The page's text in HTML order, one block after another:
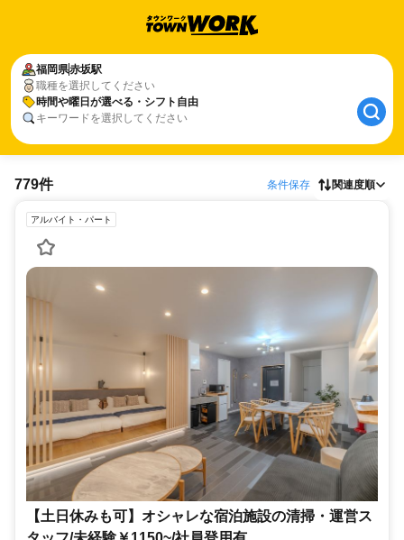
福岡県赤坂駅
職種を選択してください
時間や曜日が選べる・シフト自由
キーワードを選択してください
779件 条件保存 関連度順
アルバイト・パート
【土日休みも可】オシャレな宿泊施設の清掃・運営ス